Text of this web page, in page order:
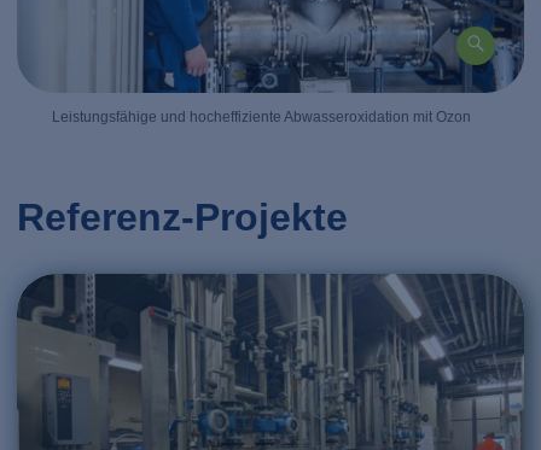
Leistungsfähige und hocheffiziente Abwasseroxidation mit Ozon
Referenz-Projekte